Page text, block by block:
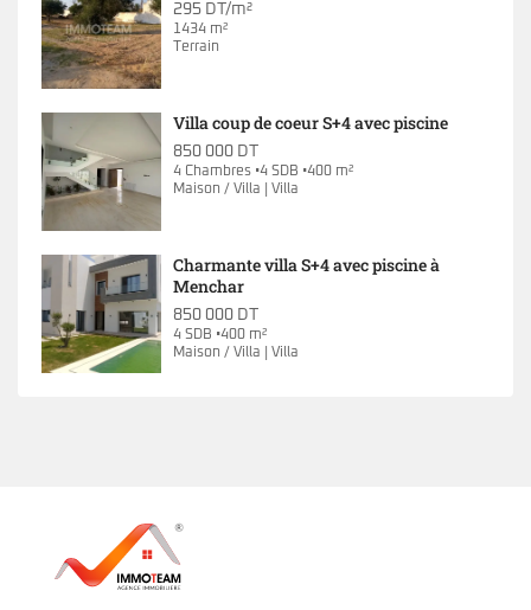
295 DT/m²
1434 m²
Terrain
Villa coup de coeur S+4 avec piscine
850 000 DT
4 Chambres •4 SDB •400 m²
Maison / Villa | Villa
Charmante villa S+4 avec piscine à
Menchar
850 000 DT
4 SDB •400 m²
Maison / Villa | Villa